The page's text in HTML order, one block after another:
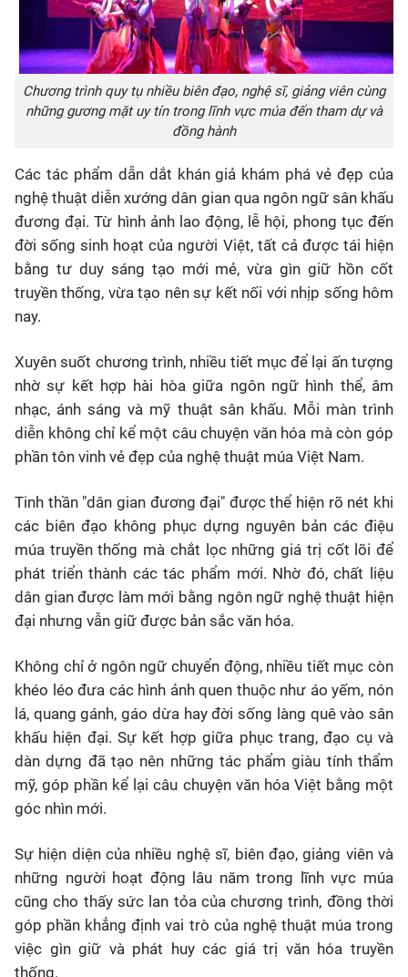
Chương trình quy tụ nhiều biên đạo, nghệ sĩ, giảng viên cùng
những gương mặt uy tín trong lĩnh vực múa đến tham dự và
đồng hành
Các tác phẩm dẫn dắt khán giả khám phá vẻ đẹp của
nghệ thuật diễn xướng dân gian qua ngôn ngữ sân khấu
đương đại. Từ hình ảnh lao động, lễ hội, phong tục đến
đời sống sinh hoạt của người Việt, tất cả được tái hiện
bằng tư duy sáng tạo mới mẻ, vừa gìn giữ hồn cốt
truyền thống, vừa tạo nên sự kết nối với nhịp sống hôm
nay.
Xuyên suốt chương trình, nhiều tiết mục để lại ấn tượng
nhờ sự kết hợp hài hòa giữa ngôn ngữ hình thể, âm
nhạc, ánh sáng và mỹ thuật sân khấu. Mỗi màn trình
diễn không chỉ kể một câu chuyện văn hóa mà còn góp
phần tôn vinh vẻ đẹp của nghệ thuật múa Việt Nam.
Tinh thần "dân gian đương đại" được thể hiện rõ nét khi
các biên đạo không phục dựng nguyên bản các điệu
múa truyền thống mà chắt lọc những giá trị cốt lõi để
phát triển thành các tác phẩm mới. Nhờ đó, chất liệu
dân gian được làm mới bằng ngôn ngữ nghệ thuật hiện
đại nhưng vẫn giữ được bản sắc văn hóa.
Không chỉ ở ngôn ngữ chuyển động, nhiều tiết mục còn
khéo léo đưa các hình ảnh quen thuộc như áo yếm, nón
lá, quang gánh, gáo dừa hay đời sống làng quê vào sân
khấu hiện đại. Sự kết hợp giữa phục trang, đạo cụ và
dàn dựng đã tạo nên những tác phẩm giàu tính thẩm
mỹ, góp phần kể lại câu chuyện văn hóa Việt bằng một
góc nhìn mới.
Sự hiện diện của nhiều nghệ sĩ, biên đạo, giảng viên và
những người hoạt động lâu năm trong lĩnh vực múa
cũng cho thấy sức lan tỏa của chương trình, đồng thời
góp phần khẳng định vai trò của nghệ thuật múa trong
việc gìn giữ và phát huy các giá trị văn hóa truyền
thống.